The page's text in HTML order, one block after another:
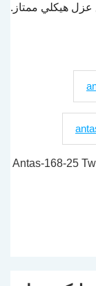
هيكلي ممتاز.